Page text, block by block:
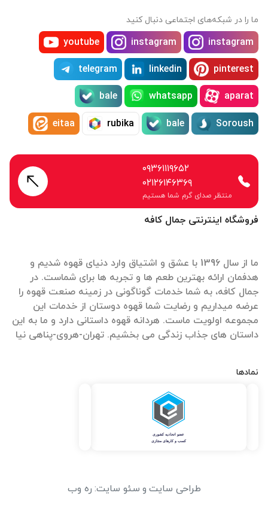
فروشگاه اینترنتی جمال کافه
ما از سال 1396 با عشق و اشتیاق وارد دنیای قهوه شدیم و
هدفمان ارائه بهترین طعم ها و تجربه ها برای شماست. در
جمال کافه، به شما خدمات گوناگونی در زمینه صنعت قهوه را
عرضه میداریم و رضایت شما قهوه دوستان از خدمات این
مجموعه اولویت ماست. هردانه قهوه داستانی دارد و ما به این
داستان های جذاب زندگی می بخشیم. تهران-هروی-پناهی نیا
نمادها
ما را در شبکه‌های اجتماعی دنبال کنید
instagram
instagram
youtube
pinterest
linkedin
telegram
aparat
whatsapp
bale
Soroush
bale
rubika
eitaa
۰۹۳۶۱۱۱۹۶۵۲
۰۲۱۲۶۱۴۶۳۶۹
منتظر صدای گرم شما هستیم
طراحی سایت و سئو سایت: ره وب